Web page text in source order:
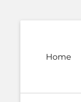
Primary
Home